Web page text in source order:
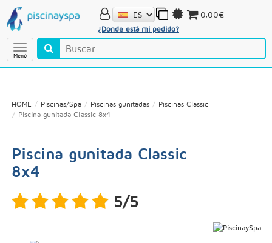
Menú
¿Donde está mi pedido?
0,00€
HOME Piscinas/Spa Piscinas gunitadas
Piscinas Classic
Piscina gunitada Classic 8x4
Piscina gunitada Classic
8x4
5/5